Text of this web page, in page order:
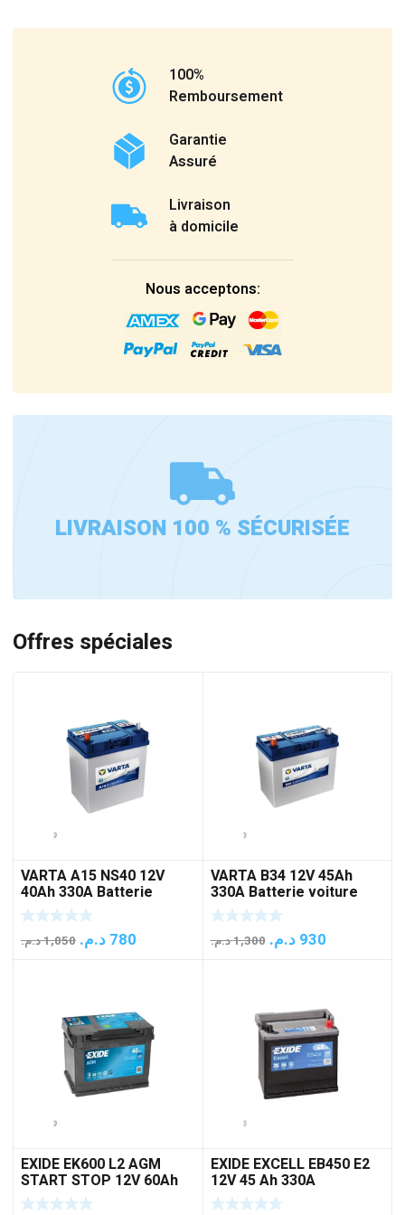
100%
Remboursement
Garantie
Assuré
Livraison
à domicile
Nous acceptons:
LIVRAISON 100 % SÉCURISÉE
Offres spéciales
VARTA A15 NS40 12V
40Ah 330A Batterie
voiture
1,050د.م.
Le
1,050 د.م..
780 د.م.
VARTA B34 12V 45Ah
330A Batterie voiture
1,300د.م.
Le
était :
1,300 د.م..
930 د.م.
Le
est :
EXIDE EK600 L2 AGM
START STOP 12V 60Ah
680A Batterie voiture
EXIDE EXCELL EB450 E2
12V 45 Ah 330A
BATTERIE VOITURE